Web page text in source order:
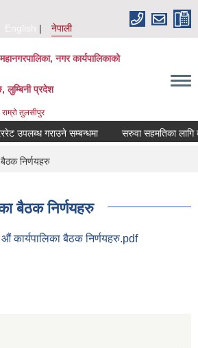
English
नेपाली
नगर कार्यपालिकाको
लुम्बिनी प्रदेश
तुलसीपुर
उपलब्ध गराउने सम्बन्धमा सरुवा सहमतिका लागि
निर्णयहरु
बैठक निर्णयहरु
कार्यपालिका बैठक निर्णयहरु.pdf